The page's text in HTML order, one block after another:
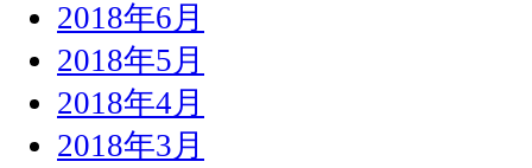
2018年6月
2018年5月
2018年4月
2018年3月